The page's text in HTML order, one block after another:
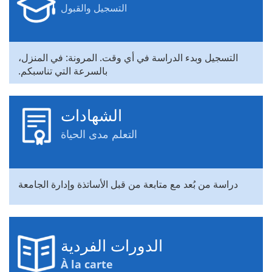
التسجيل والقبول
التسجيل وبدء الدراسة في أي وقت. المرونة: في المنزل،
بالسرعة التي تناسبكم.
الشهادات
التعلم مدى الحياة
دراسة من بُعد مع متابعة من قبل الأساتذة وإدارة الجامعة
الدورات الفردية
À la carte